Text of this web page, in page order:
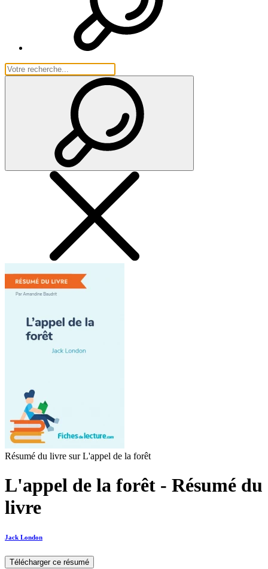
Résumé du livre sur L'appel de la forêt
L'appel de la forêt - Résumé du
livre
Jack London
Télécharger ce résumé